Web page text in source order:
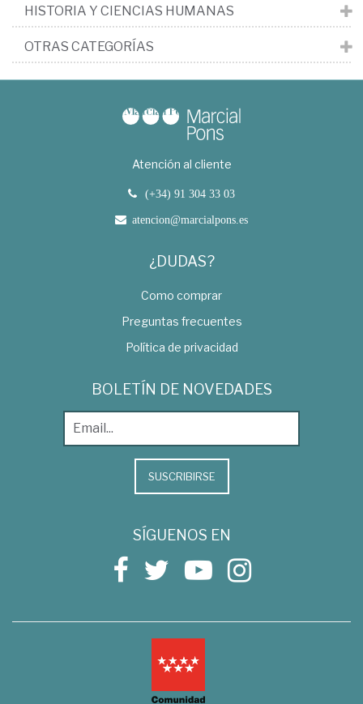
HISTORIA Y CIENCIAS HUMANAS
OTRAS CATEGORÍAS
Atención al cliente
(+34) 91 304 33 03
atencion@marcialpons.es
¿DUDAS?
Como comprar
Preguntas frecuentes
Política de privacidad
BOLETÍN DE NOVEDADES
SUSCRIBIRSE
SÍGUENOS EN